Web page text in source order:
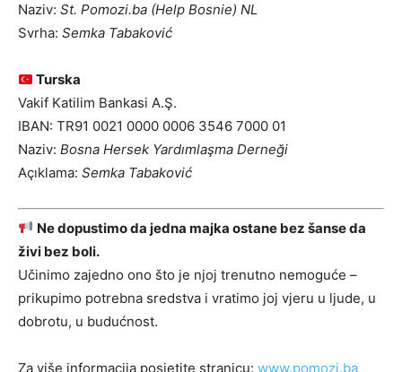
Naziv: St. Pomozi.ba (Help Bosnie) NL
Svrha: Semka Tabaković
Turska
Vakif Katilim Bankasi A.Ş.
IBAN: TR91 0021 0000 0006 3546 7000 01
Naziv: Bosna Hersek Yardımlaşma Derneği
Açıklama: Semka Tabaković
Ne dopustimo da jedna majka ostane bez šanse da
živi bez boli.
Učinimo zajedno ono što je njoj trenutno nemoguće –
prikupimo potrebna sredstva i vratimo joj vjeru u ljude, u
dobrotu, u budućnost.
Za više informacija posjetite stranicu: www.pomozi.ba